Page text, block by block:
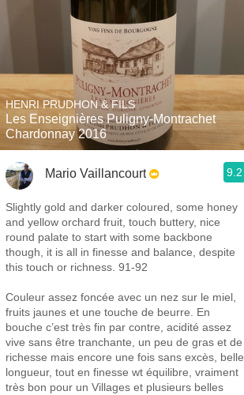
HENRI PRUDHON & FILS
Les Enseignières Puligny-Montrachet
Chardonnay 2016
Mario Vaillancourt 9.2
Slightly gold and darker coloured, some honey
and yellow orchard fruit, touch buttery, nice
round palate to start with some backbone
though, it is all in finesse and balance, despite
this touch or richness. 91-92
Couleur assez foncée avec un nez sur le miel,
fruits jaunes et une touche de beurre. En
bouche c’est très fin par contre, acidité assez
vive sans être tranchante, un peu de gras et de
richesse mais encore une fois sans excès, belle
longueur, tout en finesse wt équilibre, vraiment
très bon pour un Villages et plusieurs belles